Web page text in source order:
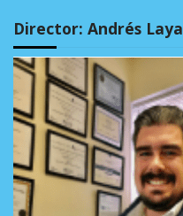
Director: Andrés Laya